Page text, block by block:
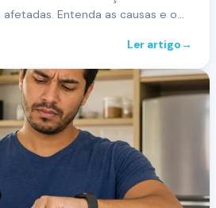
Entenda as causas e o
Ler artigo→